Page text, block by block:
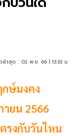
ล่าสุด : 02 พ.ย. 66 | 13:33 น.
ษ์มงคง
ยน 2566
รงกับวันไหน